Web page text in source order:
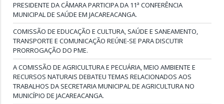
PRESIDENTE DA CÂMARA PARTICIPA DA 11ª CONFERÊNCIA
MUNICIPAL DE SAÚDE EM JACAREACANGA.
COMISSÃO DE EDUCAÇÃO E CULTURA, SAÚDE E SANEAMENTO,
TRANSPORTE E COMUNICAÇÃO REÚNE-SE PARA DISCUTIR
PRORROGAÇÃO DO PME.
A COMISSÃO DE AGRICULTURA E PECUÁRIA, MEIO AMBIENTE E
RECURSOS NATURAIS DEBATEU TEMAS RELACIONADOS AOS
TRABALHOS DA SECRETARIA MUNICIPAL DE AGRICULTURA NO
MUNICÍPIO DE JACAREACANGA.